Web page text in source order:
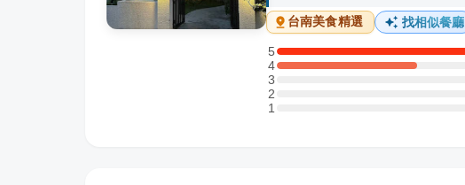
台南美食精選 找相似餐廳
5
5 星：8 則評論
4
4 星：4 則評論
3
3 星：0 則評論
2
2 星：0 則評論
11 星：0 則評論